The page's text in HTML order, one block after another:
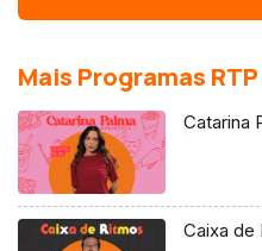
Mais Programas
Catarina
Caixa de